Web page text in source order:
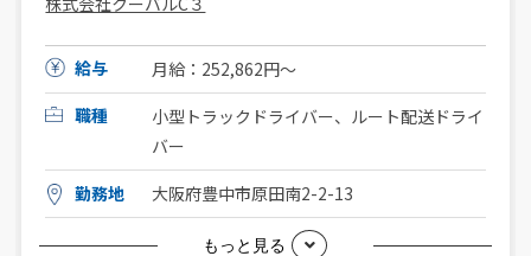
給与
月給：252,862円～
職種
小型トラックドライバー、ルート配送ドライ
バー
勤務地
大阪府豊中市原田南2-2-13
もっと見る